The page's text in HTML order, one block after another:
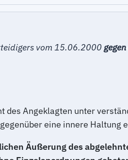
vom 15.06.2000
des Angeklagten unter
eine innere
Äußerung des